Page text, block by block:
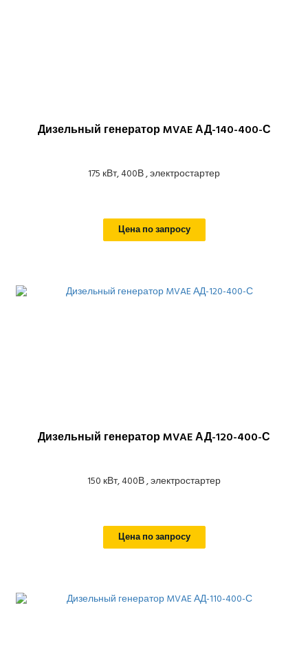
Дизельный генератор MVAE АД-140-400-С
175 кВт, 400В , электростартер
Цена по запросу
Дизельный генератор MVAE АД-120-400-С
150 кВт, 400В , электростартер
Цена по запросу